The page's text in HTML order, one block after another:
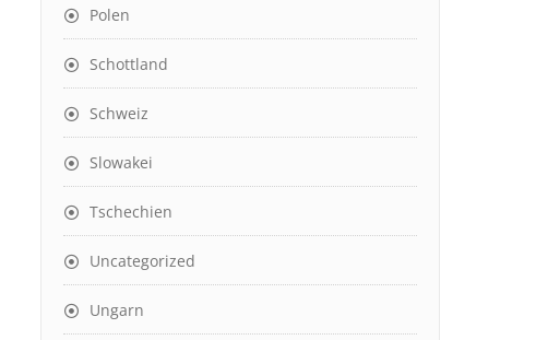
Polen
Schottland
Schweiz
Slowakei
Tschechien
Uncategorized
Ungarn